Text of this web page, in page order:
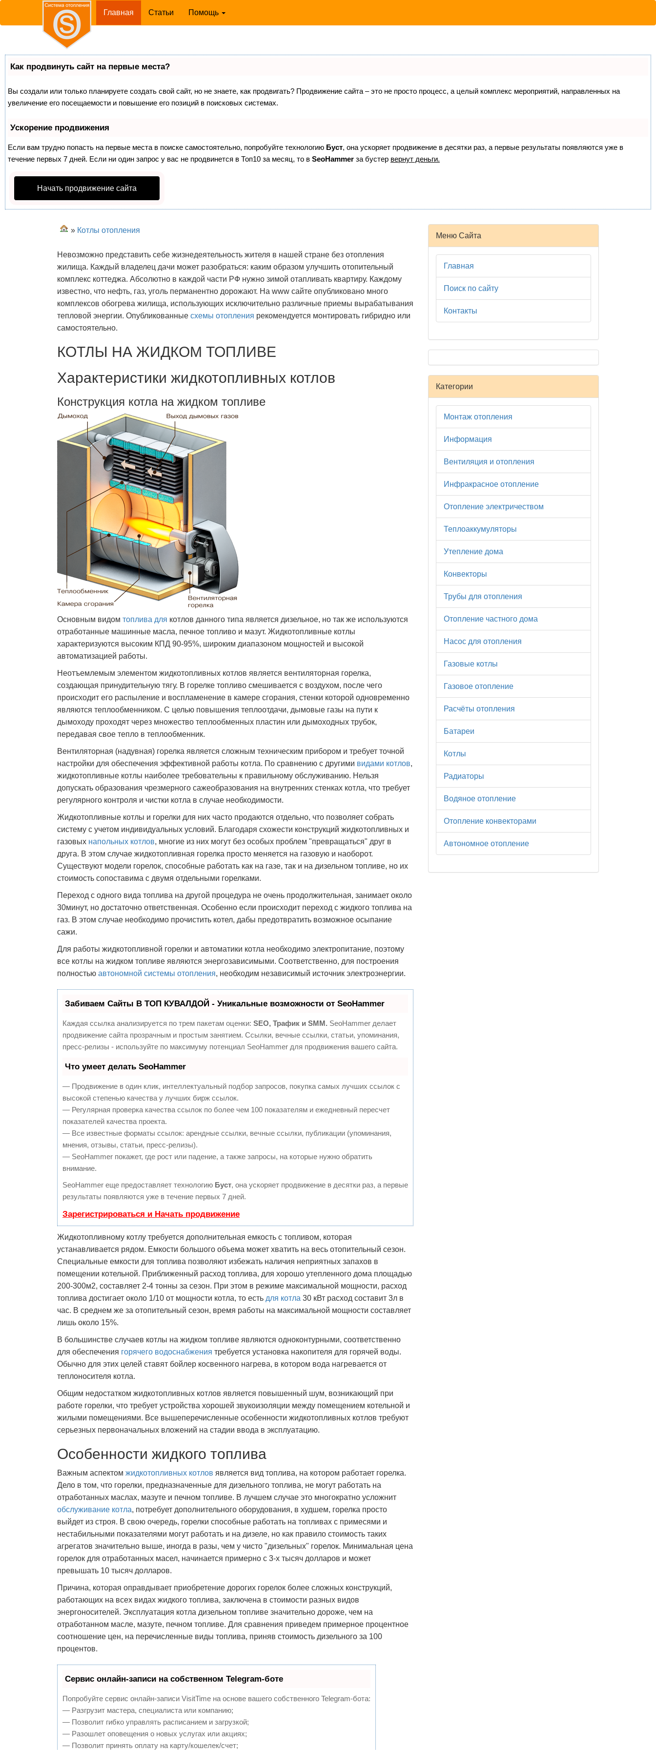
Главная (current)
Статьи Помощь
Как продвинуть сайт на первые места?
Вы создали или только планируете создать свой сайт, но не знаете, как продвигать? Продвижение сайта – это не просто процесс, а целый комплекс мероприятий, направленных на
увеличение его посещаемости и повышение его позиций в поисковых системах.
Ускорение продвижения
Если вам трудно попасть на первые места в поиске самостоятельно, попробуйте технологию Буст, она ускоряет продвижение в десятки раз, а первые результаты появляются уже в
течение первых 7 дней. Если ни один запрос у вас не продвинется в Топ10 за месяц, то в SeoHammer за бустер вернут деньги.
Начать продвижение сайта
» Котлы отопления
Невозможно представить себе жизнедеятельность жителя в нашей стране без отопления
жилища. Каждый владелец дачи может разобраться: каким образом улучшить отопительный
комплекс коттеджа. Абсолютно в каждой части РФ нужно зимой отапливать квартиру. Каждому
известно, что нефть, газ, уголь перманентно дорожают. На www сайте опубликовано много
комплексов обогрева жилища, использующих исключительно различные приемы вырабатывания
тепловой энергии. Опубликованные схемы отопления рекомендуется монтировать гибридно или
самостоятельно.
КОТЛЫ НА ЖИДКОМ ТОПЛИВЕ
Характеристики жидкотопливных котлов
Конструкция котла на жидком топливе
Основным видом топлива для котлов данного типа является дизельное, но так же используются
отработанные машинные масла, печное топливо и мазут. Жидкотопливные котлы
характеризуются высоким КПД 90-95%, широким диапазоном мощностей и высокой
автоматизацией работы.
Неотъемлемым элементом жидкотопливных котлов является вентиляторная горелка,
создающая принудительную тягу. В горелке топливо смешивается с воздухом, после чего
происходит его распыление и воспламенение в камере сгорания, стенки которой одновременно
являются теплообменником. С целью повышения теплоотдачи, дымовые газы на пути к
дымоходу проходят через множество теплообменных пластин или дымоходных трубок,
передавая свое тепло в теплообменник.
Вентиляторная (надувная) горелка является сложным техническим прибором и требует точной
настройки для обеспечения эффективной работы котла. По сравнению с другими видами котлов,
жидкотопливные котлы наиболее требовательны к правильному обслуживанию. Нельзя
допускать образования чрезмерного сажеобразования на внутренних стенках котла, что требует
регулярного контроля и чистки котла в случае необходимости.
Жидкотопливные котлы и горелки для них часто продаются отдельно, что позволяет собрать
систему с учетом индивидуальных условий. Благодаря схожести конструкций жидкотопливных и
газовых напольных котлов, многие из них могут без особых проблем "превращаться" друг в
друга. В этом случае жидкотопливная горелка просто меняется на газовую и наоборот.
Существуют модели горелок, способные работать как на газе, так и на дизельном топливе, но их
стоимость сопоставима с двумя отдельными горелками.
Переход с одного вида топлива на другой процедура не очень продолжительная, занимает около
30минут, но достаточно ответственная. Особенно если происходит переход с жидкого топлива на
газ. В этом случае необходимо прочистить котел, дабы предотвратить возможное осыпание
сажи.
Для работы жидкотопливной горелки и автоматики котла необходимо электропитание, поэтому
все котлы на жидком топливе являются энергозависимыми. Соответственно, для построения
полностью автономной системы отопления, необходим независимый источник электроэнергии.
Забиваем Сайты В ТОП КУВАЛДОЙ - Уникальные возможности от SeoHammer
Каждая ссылка анализируется по трем пакетам оценки: SEO, Трафик и SMM. SeoHammer делает
продвижение сайта прозрачным и простым занятием. Ссылки, вечные ссылки, статьи, упоминания,
пресс-релизы - используйте по максимуму потенциал SeoHammer для продвижения вашего сайта.
Что умеет делать SeoHammer
— Продвижение в один клик, интеллектуальный подбор запросов, покупка самых лучших ссылок с
высокой степенью качества у лучших бирж ссылок.
— Регулярная проверка качества ссылок по более чем 100 показателям и ежедневный пересчет
показателей качества проекта.
— Все известные форматы ссылок: арендные ссылки, вечные ссылки, публикации (упоминания,
мнения, отзывы, статьи, пресс-релизы).
— SeoHammer покажет, где рост или падение, а также запросы, на которые нужно обратить
внимание.
SeoHammer еще предоставляет технологию Буст, она ускоряет продвижение в десятки раз, а первые
результаты появляются уже в течение первых 7 дней.
Зарегистрироваться и Начать продвижение
Жидкотопливному котлу требуется дополнительная емкость с топливом, которая
устанавливается рядом. Емкости большого объема может хватить на весь отопительный сезон.
Специальные емкости для топлива позволяют избежать наличия неприятных запахов в
помещении котельной. Приближенный расход топлива, для хорошо утепленного дома площадью
200-300м2, составляет 2-4 тонны за сезон. При этом в режиме максимальной мощности, расход
топлива достигает около 1/10 от мощности котла, то есть для котла 30 кВт расход составит 3л в
час. В среднем же за отопительный сезон, время работы на максимальной мощности составляет
лишь около 15%.
В большинстве случаев котлы на жидком топливе являются одноконтурными, соответственно
для обеспечения горячего водоснабжения требуется установка накопителя для горячей воды.
Обычно для этих целей ставят бойлер косвенного нагрева, в котором вода нагревается от
теплоносителя котла.
Общим недостатком жидкотопливных котлов является повышенный шум, возникающий при
работе горелки, что требует устройства хорошей звукоизоляции между помещением котельной и
жилыми помещениями. Все вышеперечисленные особенности жидкотопливных котлов требуют
серьезных первоначальных вложений на стадии ввода в эксплуатацию.
Особенности жидкого топлива
Важным аспектом жидкотопливных котлов является вид топлива, на котором работает горелка.
Дело в том, что горелки, предназначенные для дизельного топлива, не могут работать на
отработанных маслах, мазуте и печном топливе. В лучшем случае это многократно усложнит
обслуживание котла, потребует дополнительного оборудования, в худшем, горелка просто
выйдет из строя. В свою очередь, горелки способные работать на топливах с примесями и
нестабильными показателями могут работать и на дизеле, но как правило стоимость таких
агрегатов значительно выше, иногда в разы, чем у чисто "дизельных" горелок. Минимальная цена
горелок для отработанных масел, начинается примерно с 3-х тысяч долларов и может
превышать 10 тысяч долларов.
Причина, которая оправдывает приобретение дорогих горелок более сложных конструкций,
работающих на всех видах жидкого топлива, заключена в стоимости разных видов
энергоносителей. Эксплуатация котла дизельном топливе значительно дороже, чем на
отработанном масле, мазуте, печном топливе. Для сравнения приведем примерное процентное
соотношение цен, на перечисленные виды топлива, приняв стоимость дизельного за 100
процентов.
Сервис онлайн-записи на собственном Telegram-боте
Попробуйте сервис онлайн-записи VisitTime на основе вашего собственного Telegram-бота:
— Разгрузит мастера, специалиста или компанию;
— Позволит гибко управлять расписанием и загрузкой;
— Разошлет оповещения о новых услугах или акциях;
— Позволит принять оплату на карту/кошелек/счет;
Меню Сайта
Главная
Поиск по сайту
Контакты
Категории
Монтаж отопления
Информация
Вентиляция и отопления
Инфракрасное отопление
Отопление электричеством
Теплоаккумуляторы
Утепление дома
Конвекторы
Трубы для отопления
Отопление частного дома
Насос для отопления
Газовые котлы
Газовое отопление
Расчёты отопления
Батареи
Котлы
Радиаторы
Водяное отопление
Отопление конвекторами
Автономное отопление